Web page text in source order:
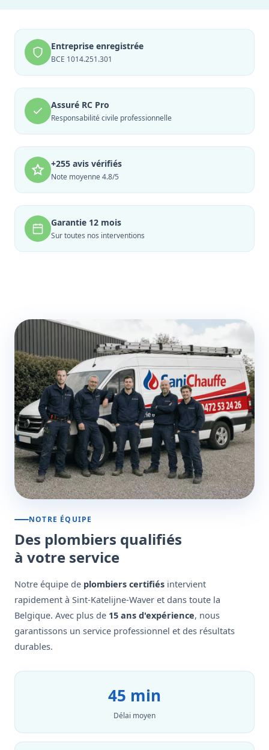
Entreprise enregistrée
BCE 1014.251.301
Assuré RC Pro
Responsabilité civile professionnelle
+255 avis vérifiés
Note moyenne 4.8/5
Garantie 12 mois
Sur toutes nos interventions
NOTRE ÉQUIPE
Des plombiers qualifiés
à votre service
Notre équipe de plombiers certifiés intervient
rapidement à Sint-Katelijne-Waver et dans toute la
Belgique. Avec plus de 15 ans d'expérience, nous
garantissons un service professionnel et des résultats
durables.
45 min
Délai moyen